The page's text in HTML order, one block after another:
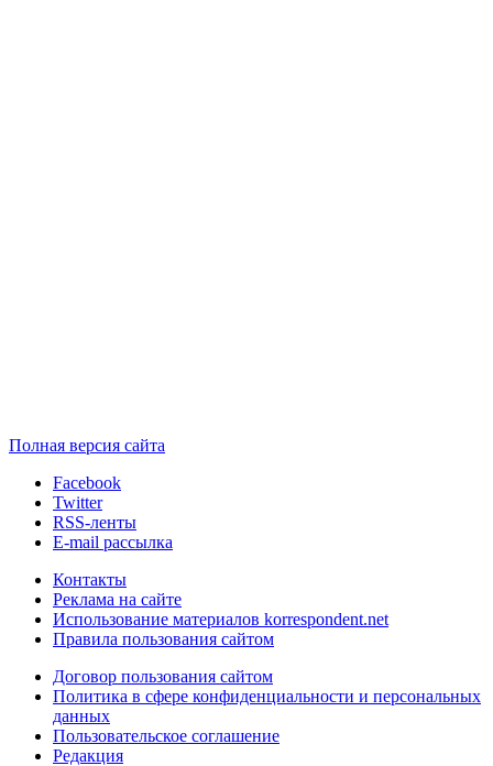
Полная версия сайта
Facebook
Twitter
RSS-ленты
E-mail рассылка
Контакты
Реклама на сайте
Использование материалов korrespondent.net
Правила пользования сайтом
Договор пользования сайтом
Политика в сфере конфиденциальности и персональных
данных
Пользовательское соглашение
Редакция